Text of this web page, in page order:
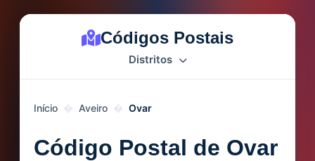
Códigos Postais
Distritos
Início Aveiro Ovar
Código Postal de Ovar